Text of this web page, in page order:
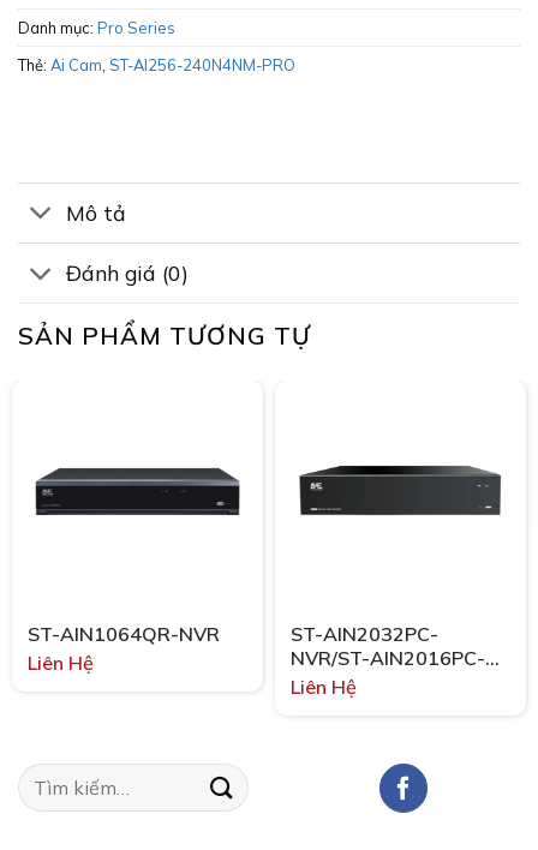
Danh mục: Pro Series
Thẻ: Ai Cam ST-AI256-240N4NM-PRO
Mô tả
Đánh giá (0)
SẢN PHẨM TƯƠNG TỰ
ST-AIN1064QR-NVR
Liên Hệ
ST-AIN2032PC-
NVR/ST-AIN2016PC-
NVR
Liên Hệ
Tìm
kiếm: